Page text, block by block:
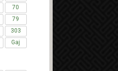
70
79
303
Gaj